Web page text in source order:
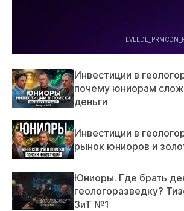
Инвестиции в
почему юниорам
деньги
Инвестиции в
рынок юниоров и
Юниоры. Где брать
геологоразведку?
ЗиТ №1